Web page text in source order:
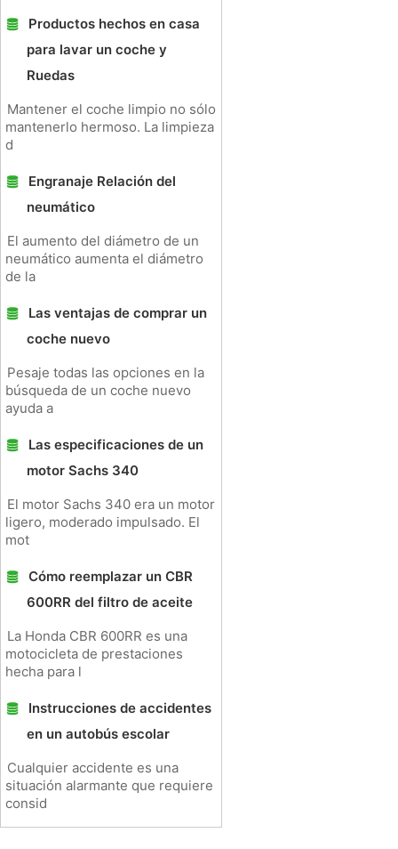
Productos hechos en casa
para lavar un coche y
Ruedas
Mantener el coche limpio no sólo
mantenerlo hermoso. La limpieza
d
Engranaje Relación del
neumático
El aumento del diámetro de un
neumático aumenta el diámetro
de la
Las ventajas de comprar un
coche nuevo
Pesaje todas las opciones en la
búsqueda de un coche nuevo
ayuda a
Las especificaciones de un
motor Sachs 340
El motor Sachs 340 era un motor
ligero, moderado impulsado. El
mot
Cómo reemplazar un CBR
600RR del filtro de aceite
La Honda CBR 600RR es una
motocicleta de prestaciones
hecha para l
Instrucciones de accidentes
en un autobús escolar
Cualquier accidente es una
situación alarmante que requiere
consid